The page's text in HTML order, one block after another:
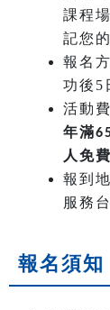
課程
記您
報名
功後5
活動
年滿
人免費
報到
服務
報名須知